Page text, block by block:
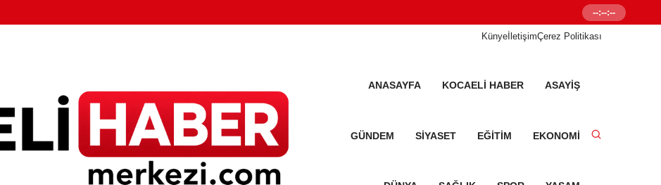
Senetleal.com
--:--:--
KünyeİletişimÇerez Politikası
ANASAYFA KOCAELI HABER ASAYIŞ
GÜNDEM SIYASET EĞITIM EKONOMI